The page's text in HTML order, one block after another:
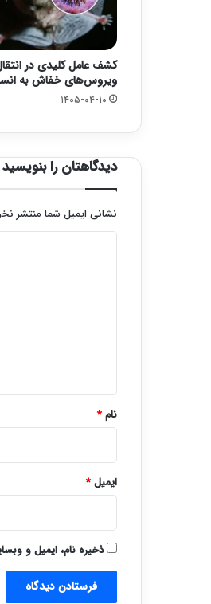
کشف عامل کلیدی در
ویروس‌های خفاش به
۱۴۰۵-۰۴-۱۰
دیدگاهتان را بنویسید
نشانی ایمیل شما منتشر
نام*
ایمیل*
ذخیره نام، ایمیل و